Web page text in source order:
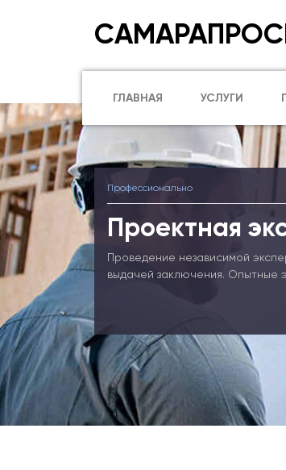
ГЛАВНАЯ УСЛУГИ
Профессионально
Проектная
Проведение независимой
выдачей заключения. Опытные